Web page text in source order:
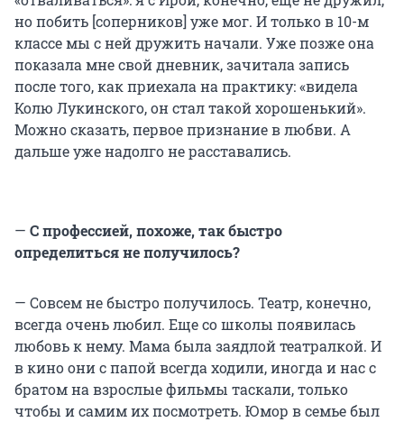
но побить [соперников] уже мог. И только в 10-м
классе мы с ней дружить начали. Уже позже она
показала мне свой дневник, зачитала запись
после того, как приехала на практику: «видела
Колю Лукинского, он стал такой хорошенький».
Можно сказать, первое признание в любви. А
дальше уже надолго не расставались.
— С профессией, похоже, так быстро
определиться не получилось?
— Совсем не быстро получилось. Театр, конечно,
всегда очень любил. Еще со школы появилась
любовь к нему. Мама была заядлой театралкой. И
в кино они с папой всегда ходили, иногда и нас с
братом на взрослые фильмы таскали, только
чтобы и самим их посмотреть. Юмор в семье был